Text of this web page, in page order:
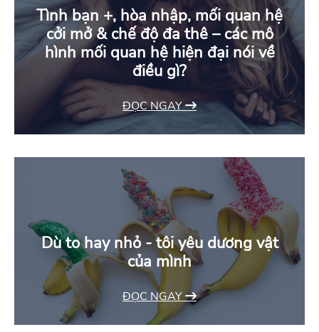
Tình bạn +, hòa nhập, mối quan hệ
cởi mở & chế độ đa thê – các mô
hình mối quan hệ hiện đại nói về
điều gì?
ĐỌC NGAY
Dù to hay nhỏ - tôi yêu dương vật
của mình
ĐỌC NGAY